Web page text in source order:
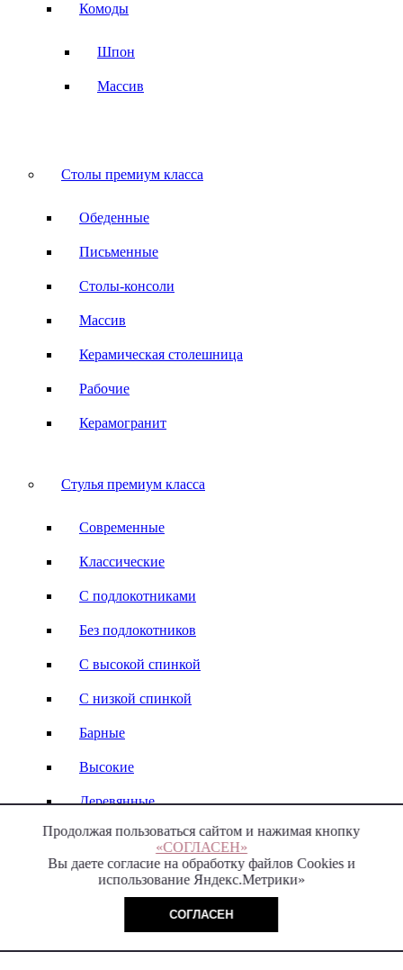
Продолжая пользоваться сайтом и нажимая кнопку
«СОГЛАСЕН»
Вы даете согласие на обработку файлов Cookies и
использование Яндекс.Метрики»
СОГЛАСЕН
Комоды
Шпон
Массив
Столы премиум класса
Обеденные
Письменные
Столы-консоли
Массив
Керамическая столешница
Рабочие
Керамогранит
Стулья премиум класса
Современные
Классические
С подлокотниками
Без подлокотников
С высокой спинкой
С низкой спинкой
Барные
Высокие
Деревянные
Кожаные
Стулья-кресла